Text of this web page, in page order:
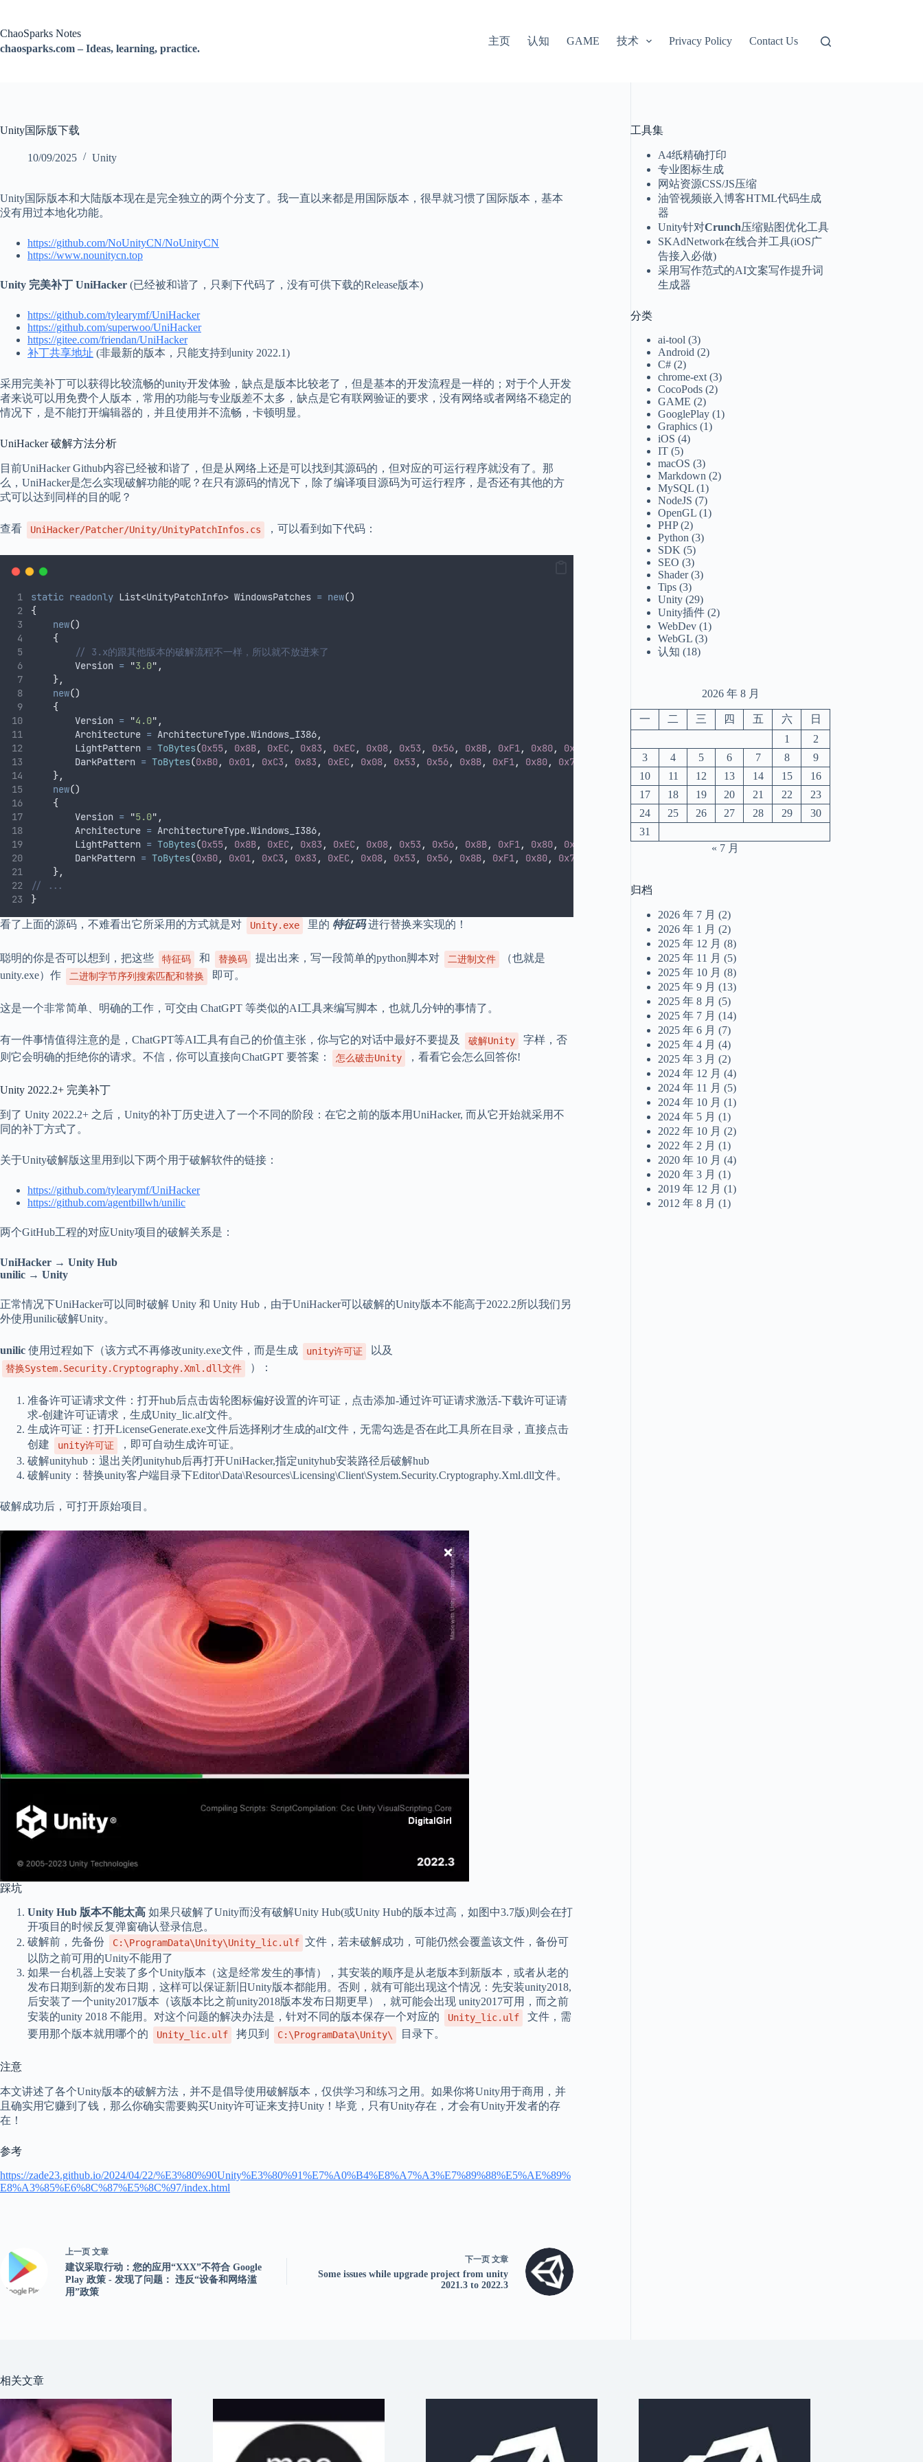
内
容
ChaoSparks Notes
chaosparks.com – Ideas, learning, practice.
主页 认知 GAME 技术 Privacy Policy Contact Us
Unity国际版下载
10/09/2025 Unity
Unity国际版本和大陆版本现在是完全独立的两个分支了。我一直以来都是用国际版本，很早就习惯了国际版本，基本
没有用过本地化功能。
https://github.com/NoUnityCN/NoUnityCN
https://www.nounitycn.top
Unity 完美补丁 UniHacker (已经被和谐了，只剩下代码了，没有可供下载的Release版本)
https://github.com/tylearymf/UniHacker
https://github.com/superwoo/UniHacker
https://gitee.com/friendan/UniHacker
补丁共享地址 (非最新的版本，只能支持到unity 2022.1)
采用完美补丁可以获得比较流畅的unity开发体验，缺点是版本比较老了，但是基本的开发流程是一样的；对于个人开发
者来说可以用免费个人版本，常用的功能与专业版差不太多，缺点是它有联网验证的要求，没有网络或者网络不稳定的
情况下，是不能打开编辑器的，并且使用并不流畅，卡顿明显。
UniHacker 破解方法分析
目前UniHacker Github内容已经被和谐了，但是从网络上还是可以找到其源码的，但对应的可运行程序就没有了。那
么，UniHacker是怎么实现破解功能的呢？在只有源码的情况下，除了编译项目源码为可运行程序，是否还有其他的方
式可以达到同样的目的呢？
查看 UniHacker/Patcher/Unity/UnityPatchInfos.cs ，可以看到如下代码：
static readonly List<UnityPatchInfo> WindowsPatches = new()
{
new()
{
// 3.x的跟其他版本的破解流程不一样，所以就不放进来了
Version = "3.0" ,
},
new()
{
Version = "4.0" ,
Architecture = ArchitectureType.Windows_I386,
LightPattern = ToBytes(0x55, 0x8B, 0xEC , 0x83 , 0xEC , 0x08, 0x53 , 0x56, 0x8B, 0xF1, 0x80, 0x7E
DarkPattern = ToBytes(0xB0, 0x01, 0xC3 , 0x83 , 0xEC , 0x08, 0x53 , 0x56, 0x8B, 0xF1, 0x80, 0x7E
},
new()
{
Version = "5.0" ,
Architecture = ArchitectureType.Windows_I386,
LightPattern = ToBytes(0x55, 0x8B, 0xEC , 0x83 , 0xEC , 0x08, 0x53 , 0x56, 0x8B, 0xF1, 0x80, 0x7E
DarkPattern = ToBytes(0xB0, 0x01, 0xC3 , 0x83 , 0xEC , 0x08, 0x53 , 0x56, 0x8B, 0xF1, 0x80, 0x7E
},
// ...
}
看了上面的源码，不难看出它所采用的方式就是对 Unity.exe 里的 特征码进行替换来实现的！
聪明的你是否可以想到，把这些 特征码 和 替换码 提出出来，写一段简单的python脚本对 二进制文件
（也就是
unity.exe）作
二进制字节序列搜索匹配和替换 即可。
这是一个非常简单、明确的工作，可交由 ChatGPT 等类似的AI工具来编写脚本，也就几分钟的事情了。
有一件事情值得注意的是，ChatGPT等AI工具有自己的价值主张，你与它的对话中最好不要提及 破解Unity
字样，否
则它会明确的拒绝你的请求。不信，你可以直接向ChatGPT 要答案：
怎么破击Unity ，看看它会怎么回答你!
Unity 2022.2+ 完美补丁
到了 Unity 2022.2+ 之后，Unity的补丁历史进入了一个不同的阶段：在它之前的版本用UniHacker, 而从它开始就采用不
同的补丁方式了。
关于Unity破解版这里用到以下两个用于破解软件的链接：
https://github.com/tylearymf/UniHacker
https://github.com/agentbillwh/unilic
两个GitHub工程的对应Unity项目的破解关系是：
UniHacker → Unity Hub
unilic → Unity
正常情况下UniHacker可以同时破解 Unity 和 Unity Hub，由于UniHacker可以破解的Unity版本不能高于2022.2所以我们另
外使用unilic破解Unity。
unilic 使用过程如下（该方式不再修改unity.exe文件，而是生成 unity许可证 以及
替换System.Security.Cryptography.Xml.dll文件 ）：
准备许可证请求文件：打开hub后点击齿轮图标偏好设置的许可证，点击添加-通过许可证请求激活-下载许可证请
求-创建许可证请求，生成Unity_lic.alf文件。
生成许可证：打开LicenseGenerate.exe文件后选择刚才生成的alf文件，无需勾选是否在此工具所在目录，直接点击
创建
unity许可证
，即可自动生成许可证。
破解unityhub：退出关闭unityhub后再打开UniHacker,指定unityhub安装路径后破解hub
破解unity：替换unity客户端目录下Editor\Data\Resources\Licensing\Client\System.Security.Cryptography.Xml.dll文件。
破解成功后，可打开原始项目。
踩坑
Unity Hub 版本不能太高 如果只破解了Unity而没有破解Unity Hub(或Unity Hub的版本过高，如图中3.7版)则会在打
开项目的时候反复弹窗确认登录信息。
破解前，先备份
C:\ProgramData\Unity\Unity_lic.ulf 文件，若未破解成功，可能仍然会覆盖该文件，备份可
以防之前可用的Unity不能用了
如果一台机器上安装了多个Unity版本（这是经常发生的事情），其安装的顺序是从老版本到新版本，或者从老的
发布日期到新的发布日期，这样可以保证新旧Unity版本都能用。否则，就有可能出现这个情况：先安装unity2018,
后安装了一个unity2017版本（该版本比之前unity2018版本发布日期更早），就可能会出现 unity2017可用，而之前
安装的unity 2018 不能用。对这个问题的解决办法是，针对不同的版本保存一个对应的
Unity_lic.ulf
文件，需
要用那个版本就用哪个的
Unity_lic.ulf 拷贝到 C:\ProgramData\Unity\ 目录下。
注意
本文讲述了各个Unity版本的破解方法，并不是倡导使用破解版本，仅供学习和练习之用。如果你将Unity用于商用，并
且确实用它赚到了钱，那么你确实需要购买Unity许可证来支持Unity！毕竟，只有Unity存在，才会有Unity开发者的存
在！
参考
https://zade23.github.io/2024/04/22/%E3%80%90Unity%E3%80%91%E7%A0%B4%E8%A7%A3%E7%89%88%E5%AE%89%
E8%A3%85%E6%8C%87%E5%8C%97/index.html
上一页 文章
建议采取行动：您的应用“XXX”不符合 Google
Play 政策 - 发现了问题： 违反“设备和网络滥
用”政策
下一页 文章
Some issues while upgrade project from unity
2021.3 to 2022.3
工具集
A4纸精确打印
专业图标生成
网站资源CSS/JS压缩
油管视频嵌入博客HTML代码生成
器
Unity针对Crunch压缩贴图优化工具
SKAdNetwork在线合并工具(iOS广
告接入必做)
采用写作范式的AI文案写作提升词
生成器
分类
ai-tool (3)
Android (2)
C# (2)
chrome-ext (3)
CocoPods (2)
GAME (2)
GooglePlay (1)
Graphics (1)
iOS (4)
IT (5)
macOS (3)
Markdown (2)
MySQL (1)
NodeJS (7)
OpenGL (1)
PHP(2)
Python (3)
SDK (5)
SEO (3)
Shader(3)
Tips (3)
Unity (29)
Unity插件 (2)
WebDev (1)
WebGL (3)
认知 (18)
2026 年 8 月
一 二 三 四 五 六
日
1
2
3
4 5 6 7 8
9
10
11 12 13 14 15
16
17
18 19 20 21 22
23
24
25 26 27 28 29
30
31
« 7 月
归档
2026 年 7 月 (2)
2026 年 1 月 (2)
2025 年 12 月 (8)
2025 年 11 月 (5)
2025 年 10 月 (8)
2025 年 9 月 (13)
2025 年 8 月 (5)
2025 年 7 月 (14)
2025 年 6 月 (7)
2025 年 4 月 (4)
2025 年 3 月 (2)
2024 年 12 月 (4)
2024 年 11 月 (5)
2024 年 10 月 (1)
2024 年 5 月 (1)
2022 年 10 月 (2)
2022 年 2 月 (1)
2020 年 10 月 (4)
2020 年 3 月 (1)
2019 年 12 月 (1)
2012 年 8 月 (1)
相关文章